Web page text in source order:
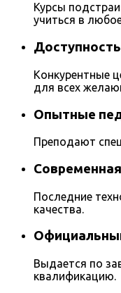
Курсы
учиться в
Конкурентные
для всех
Опытные
Преподают
Последние
качества.
Выдается по
квалификацию.